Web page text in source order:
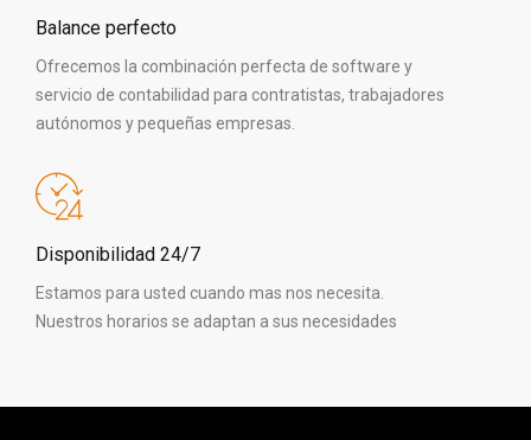
Balance perfecto
Ofrecemos la combinación perfecta de software y
servicio de contabilidad para contratistas, trabajadores
autónomos y pequeñas empresas.
Disponibilidad 24/7
Estamos para usted cuando mas nos necesita.
Nuestros horarios se adaptan a sus necesidades